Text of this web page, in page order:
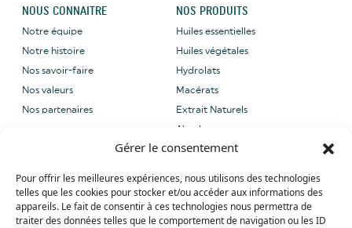
Gérer le consentement
Pour offrir les meilleures expériences, nous utilisons des technologies
telles que les cookies pour stocker et/ou accéder aux informations des
appareils. Le fait de consentir à ces technologies nous permettra de
traiter des données telles que le comportement de navigation ou les ID
NOUS CONNAITRE
Notre équipe
Notre histoire
Nos savoir-faire
Nos valeurs
Nos partenaires
NOS PRODUITS
Huiles essentielles
Huiles végétales
Hydrolats
Macérats
Extrait Naturels
Absolues
provence.com
Tel: +33 (0) 4 90 27 09 40